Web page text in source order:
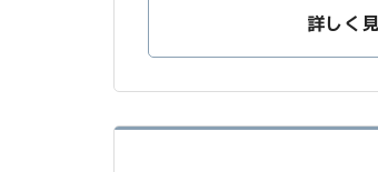
詳しく